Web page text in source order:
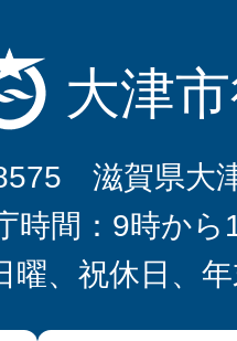
大津
滋賀県大
時間：9時から
曜、祝休日、